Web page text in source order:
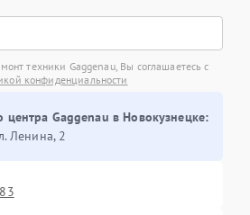
техники Gaggenau, Вы соглашаетесь с
конфиденциальности
центра Gaggenau в Новокузнецке:
Ленина, 2